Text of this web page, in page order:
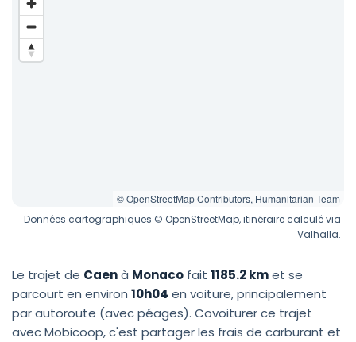
© OpenStreetMap Contributors, Humanitarian Team
Données cartographiques © OpenStreetMap, itinéraire calculé via
Valhalla.
Le trajet de Caenà Monaco fait 1185.2 kmet se
parcourt en environ 10h04 en voiture, principalement
par autoroute (avec péages). Covoiturer ce trajet
avec Mobicoop, c'est partager les frais de carburant et